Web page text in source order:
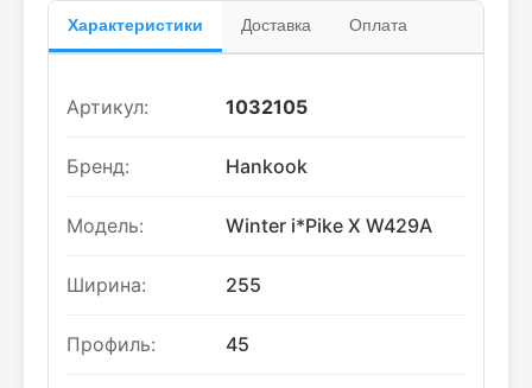
Характеристики Доставка Оплата
Артикул: 1032105
Бренд: Hankook
Модель: Winter i*Pike X W429A
Ширина: 255
Профиль: 45